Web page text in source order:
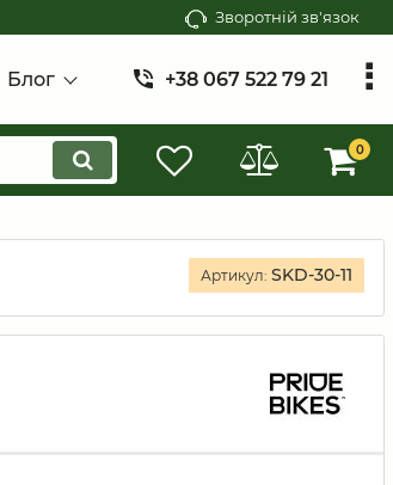
Зворотній зв'язок
Блог +38 067 522 79 21
0
Артикул: SKD-30-11